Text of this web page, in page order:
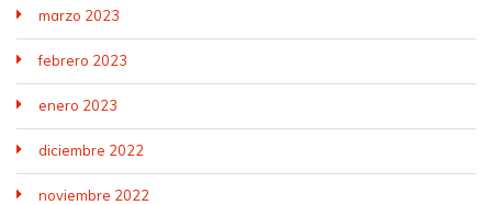
marzo 2023
febrero 2023
enero 2023
diciembre 2022
noviembre 2022